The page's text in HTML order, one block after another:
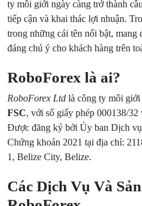
ty môi giới ngày càng trở thành
tiếp cận và khai thác lợi nhuận.
trong những cái tên nổi bật, mang
đáng chú ý cho khách hàng trên
RoboForex là ai?
RoboForex Ltd là công ty môi
FSC, với số giấy phép 000138/
Được đăng ký bởi Ủy ban Dịch
Chứng khoán 2021 tại địa chỉ:
1, Belize City, Belize.
Các Dịch Vụ Và